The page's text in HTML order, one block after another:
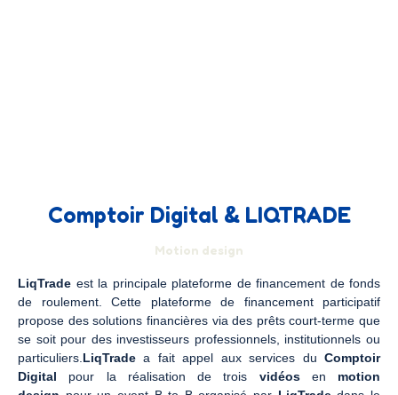
Comptoir Digital & LIQTRADE
Motion design
LiqTrade est la principale plateforme de financement de fonds
de roulement. Cette plateforme de financement participatif
propose des solutions financières via des prêts court-terme que
se soit pour des investisseurs professionnels, institutionnels ou
particuliers. LiqTrade a fait appel aux services du Comptoir
Digital pour la réalisation de trois vidéosen motion